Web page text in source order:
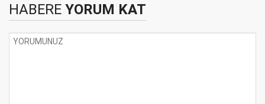
HABERE YORUM KAT